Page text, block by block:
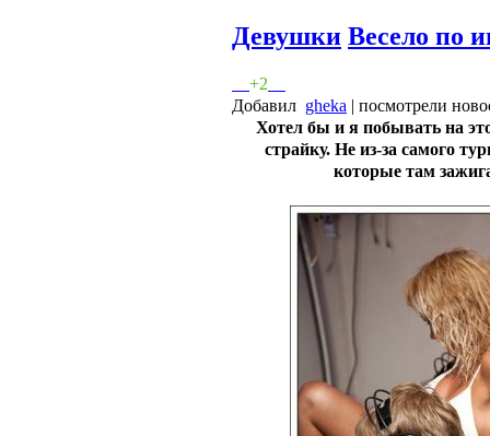
Девушки Весело по
+2
Добавил gheka | посмотрели
Хотел бы и я побывать на
страйку. Не из-за самого
которые там